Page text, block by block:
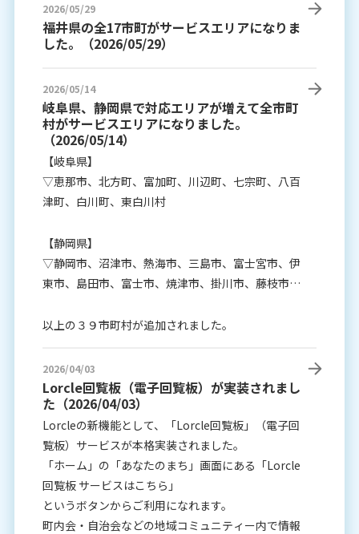
2026/05/29
福井県の全17市町がサービスエリアになりま
した。（2026/05/29）
2026/05/14
岐阜県、静岡県で対応エリアが増えて全市町
村がサービスエリアになりました。
（2026/05/14）
【岐阜県】
▽恵那市、北方町、富加町、川辺町、七宗町、八百
津町、白川町、東白川村
【静岡県】
▽静岡市、沼津市、熱海市、三島市、富士宮市、伊
東市、島田市、富士市、焼津市、掛川市、藤枝市、
市、菊川市、伊豆の国市、牧之原市、東伊豆町、河
町、長泉町、小山町、吉田町、川根本町
以上の３９市町村が追加されました。
2026/04/03
Lorcle回覧板（電子回覧板）が実装されまし
た（2026/04/03）
Lorcleの新機能として、「Lorcle回覧板」（電子回
覧板）サービスが本格実装されました。
「ホーム」の「あなたのまち」画面にある「Lorcle
回覧板 サービスはこちら」
というボタンからご利用になれます。
町内会・自治会などの地域コミュニティー内で情報